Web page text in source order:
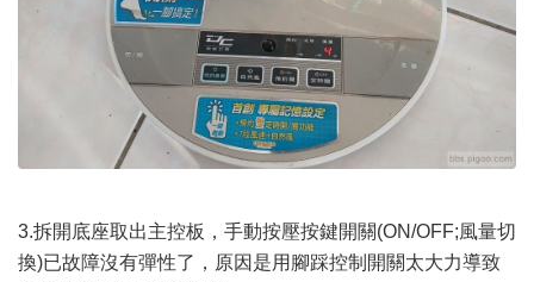
3.拆開底座取出主控板，手動按壓按鍵開關(ON/OFF;風量切
換)已故障沒有彈性了，原因是用腳踩控制開關太大力導致